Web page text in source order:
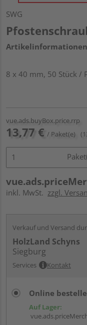
SWG
Artikelinformationen
8 x 40 mm, 50 Stück /
vue.ads.buyBox.price.rrp
13,77 € / Paket(e)
inkl. MwSt. zzgl.
Verkauf und Versand
HolzLand Schyns
Siegburg
Services Kontakt
Online
Auf Lager: